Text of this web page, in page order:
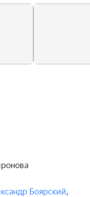
чтобы не
Боярский,